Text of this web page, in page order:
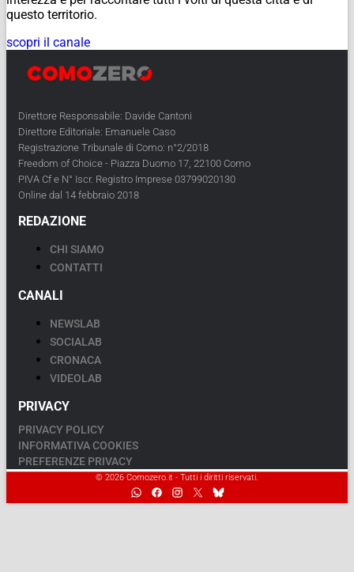
questo territorio.
scopri il canale
Direttore Responsabile: Davide Cantoni
Direttore Editoriale: Emanuele Caso
Registrazione Tribunale di Como: n°2/2018
Freedom of Choice - Piazza Duomo 17, 22100 Como
PIVA Cf e N° Iscr. Registro Imprese 03799020130
Online dal 14 febbraio 2018
REDAZIONE
CHI SIAMO
CONTATTI
CANALI
NEWSLAB
SOCIALAB
CRONACA
VIDEOLAB
PRIVACY
PRIVACY POLICY
INFORMATIVA COOKIES
PREFERENZE PRIVACY
© 2026 Comozero.it - Tutti i diritti riservati.